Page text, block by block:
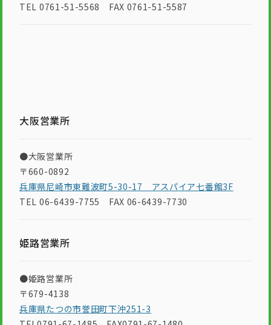
TEL 0761-51-5568 FAX 0761-51-5587
大阪営業所
●大阪営業所
〒660-0892
兵庫県尼崎市東難波町5-30-17 アスパイア七番館3F
TEL 06-6439-7755 FAX 06-6439-7730
姫路営業所
●姫路営業所
〒679-4138
兵庫県たつの市誉田町下沖251-3